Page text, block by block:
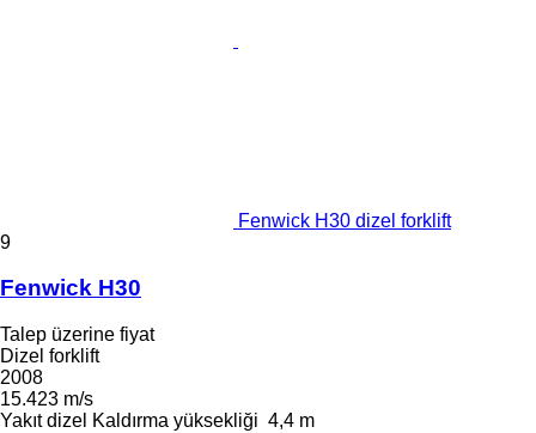
Fenwick H30 dizel forklift
9
Fenwick H30
Talep üzerine fiyat
Dizel forklift
2008
15.423 m/s
Yakıt dizel Kaldırma yüksekliği 4,4 m